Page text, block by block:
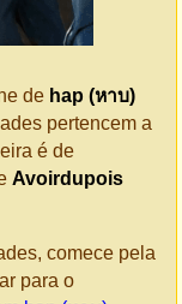
de hap (หาบ)
pertencem a
é de
Avoirdupois
comece pela
para o